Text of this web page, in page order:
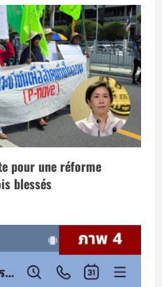
pour une réforme
blessés